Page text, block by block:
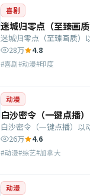
喜剧
迷城归零点（至臻画质
迷城归零点（至臻画质）
中的抉择与人物成长；印
唯、咏梅等主演。
28万 4.8
#喜剧#动漫#印度
动漫
白沙密令（一键点播）
白沙密令（一键点播）以
的抉择与人物成长；加拿
译、基里安·墨菲等主演。
26万 4.6
#动漫#综艺#加拿大
动漫